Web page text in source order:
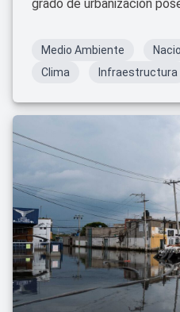
grado de urbanización
hidrológicos,
Medio Ambiente
Clima
Infraestructura